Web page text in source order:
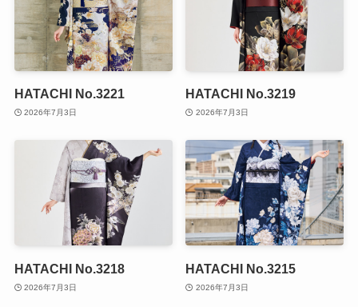
HATACHI No.3221
2026年7月3日
HATACHI No.3219
2026年7月3日
HATACHI No.3218
2026年7月3日
HATACHI No.3215
2026年7月3日